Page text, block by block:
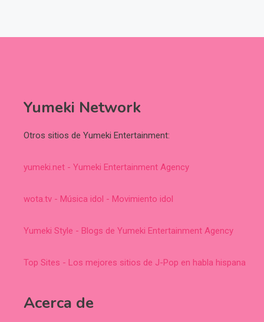
Yumeki Network
Otros sitios de Yumeki Entertainment:
yumeki.net - Yumeki Entertainment Agency
wota.tv - Música idol - Movimiento idol
Yumeki Style - Blogs de Yumeki Entertainment Agency
Top Sites - Los mejores sitios de J-Pop en habla hispana
Acerca de